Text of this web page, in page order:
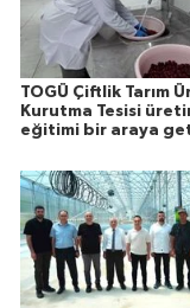
TOGÜ Çiftlik Tarım
Kurutma Tesisi
eğitimi bir araya